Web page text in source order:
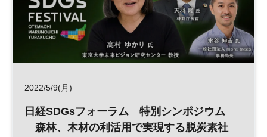
2022/5/9(月)
日経SDGsフォーラム 特別シンポジウム
森林、木材の利活用で実現する脱炭素社